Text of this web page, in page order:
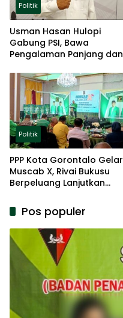
Politik
Usman Hasan Hulopi
Gabung PSI, Bawa
Pengalaman Panjang dan
Politik
PPP Kota Gorontalo Gelar
Muscab X, Rivai Bukusu
Berpeluang Lanjutkan
Pos populer